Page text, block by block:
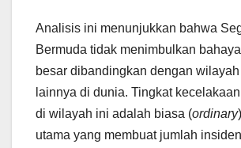
Analisis ini menunjukkan bahwa
Bermuda tidak menimbulkan
besar dibandingkan dengan
lainnya di dunia. Tingkat
di wilayah ini adalah biasa (ordinary
utama yang membuat jumlah